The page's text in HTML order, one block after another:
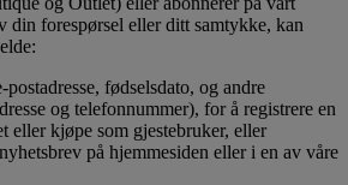
din forespørsel eller ditt samtykke, kan
fødselsdato, og andre
og telefonnummer), for å registrere en
eller kjøpe som gjestebruker, eller
på hjemmesiden eller i en av våre